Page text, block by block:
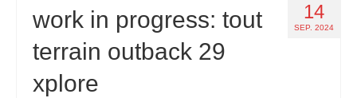
14
SEP. 2024
work in progress: tout
terrain outback 29
xplore